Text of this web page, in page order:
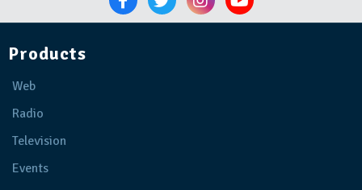
Products
Web
Radio
Television
Events